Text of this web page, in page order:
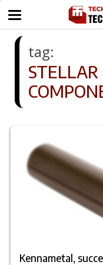
tag:
STELLAR
Kennametal,